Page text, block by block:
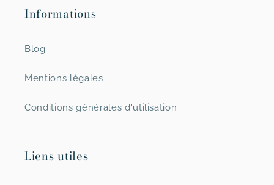
Informations
Blog
Mentions légales
Conditions générales d'utilisation
Liens utiles